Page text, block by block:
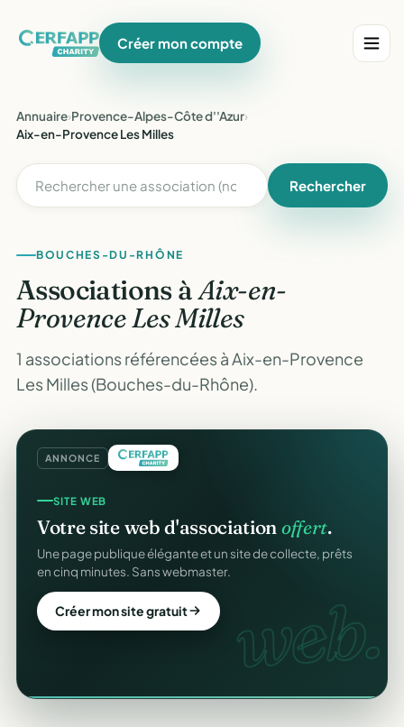
Créer mon compte
Annuaire›Provence-Alpes-Côte d''Azur›
Aix-en-Provence Les Milles
Rechercher
BOUCHES-DU-RHÔNE
Associations àAix-en-
Provence Les Milles
1 associations référencées à Aix-en-Provence
Les Milles (Bouches-du-Rhône).
ANNONCE
GESTION D'ASSOCIATION
Gérez votre associationgratuitement
Membres, dons, événements, reçus — tout votre pilotage
au même endroit, sans rien payer.
Créer mon compte gratuit web.
SITE WEB
Votre site web d'associationoffert.
Une page publique élégante et un site de collecte, prêts
en cinq minutes. Sans webmaster.
Créer mon site gratuit